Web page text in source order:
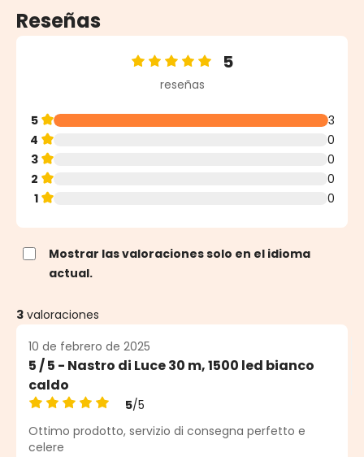
Reseñas
Calificación promedio de 5 de 5 estrellas
5
reseñas
5
3
4
0
3
0
2
0
1
0
Mostrar las valoraciones solo en el idioma
actual.
3 valoraciones
10 de febrero de 2025
5 / 5 - Nastro di Luce 30 m, 1500 led bianco
caldo
Calificación promedio de 5 de 5 estrellas
5/5
Ottimo prodotto, servizio di consegna perfetto e
celere